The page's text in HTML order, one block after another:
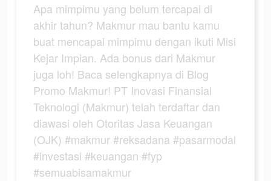
Apa mimpimu yang belum tercapai di
akhir tahun? Makmur mau bantu kamu
buat mencapai mimpimu dengan ikuti Misi
Kejar Impian. Ada bonus dari Makmur
juga loh! Baca selengkapnya di Blog
Promo Makmur! PT Inovasi Finansial
Teknologi (Makmur) telah terdaftar dan
diawasi oleh Otoritas Jasa Keuangan
(OJK) #makmur #reksadana #pasarmodal
#investasi #keuangan #fyp
#semuabisamakmur